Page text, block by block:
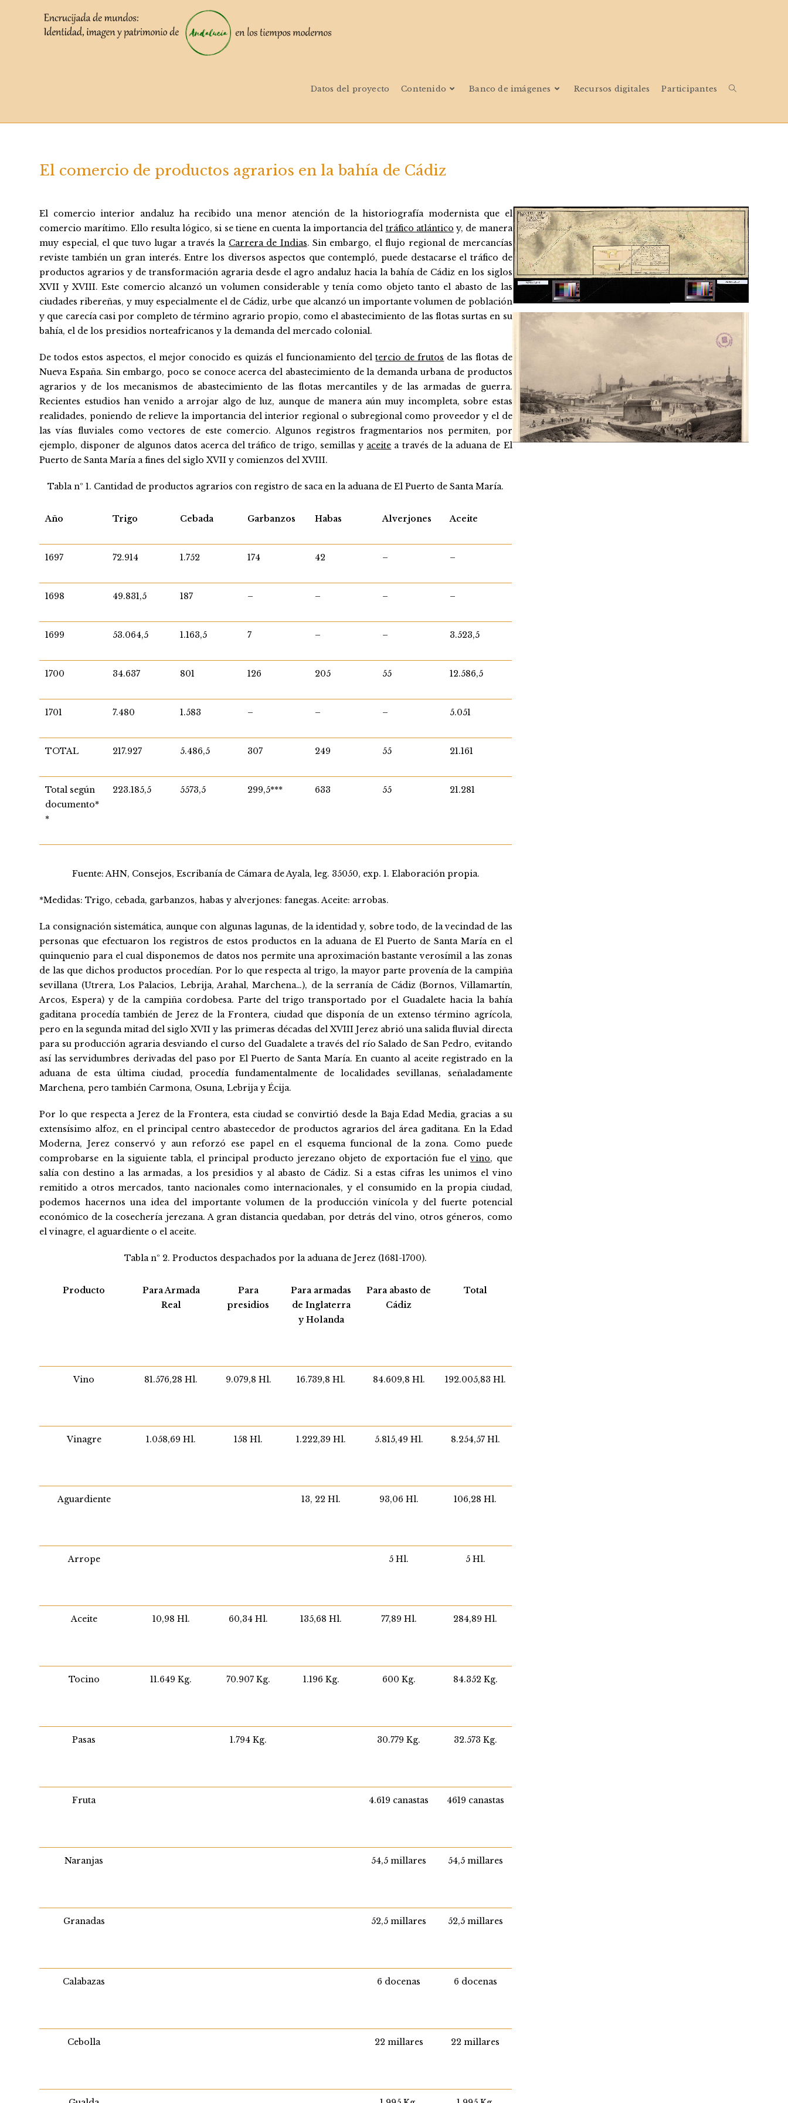
Datos del proyecto Contenido Banco de imágenes Recursos digitales Participantes
El comercio de productos agrarios en la bahía de Cádiz
El comercio interior andaluz ha recibido una menor atención de la historiografía modernista que el
comercio marítimo. Ello resulta lógico, si se tiene en cuenta la importancia del tráfico atlántico y, de manera
muy especial, el que tuvo lugar a través la Carrera de Indias. Sin embargo, el flujo regional de mercancías
reviste también un gran interés. Entre los diversos aspectos que contempló, puede destacarse el tráfico de
productos agrarios y de transformación agraria desde el agro andaluz hacia la bahía de Cádiz en los siglos
XVII y XVIII. Este comercio alcanzó un volumen considerable y tenía como objeto tanto el abasto de las
ciudades ribereñas, y muy especialmente el de Cádiz, urbe que alcanzó un importante volumen de población
y que carecía casi por completo de término agrario propio, como el abastecimiento de las flotas surtas en su
bahía, el de los presidios norteafricanos y la demanda del mercado colonial.
De todos estos aspectos, el mejor conocido es quizás el funcionamiento deltercio de frutos de las flotas de
Nueva España. Sin embargo, poco se conoce acerca del abastecimiento de la demanda urbana de productos
agrarios y de los mecanismos de abastecimiento de las flotas mercantiles y de las armadas de guerra.
Recientes estudios han venido a arrojar algo de luz, aunque de manera aún muy incompleta, sobre estas
realidades, poniendo de relieve la importancia del interior regional o subregional como proveedor y el de
las vías fluviales como vectores de este comercio. Algunos registros fragmentarios nos permiten, por
ejemplo, disponer de algunos datos acerca del tráfico de trigo, semillas y aceite a través de la aduana de El
Puerto de Santa María a fines del siglo XVII y comienzos del XVIII.
Tabla nº 1. Cantidad de productos agrarios con registro de saca en la aduana de El Puerto de Santa María.
Año Trigo Cebada Garbanzos Habas Alverjones Aceite
1697 72.914 1.752 174 42 – –
1698 49.831,5 187 – – – –
1699 53.064,5 1.163,5 7 – – 3.523,5
1700 34.637 801 126 205 55 12.586,5
1701 7.480 1.583 – – – 5.051
TOTAL 217.927 5.486,5 307 249 55 21.161
Total según
documento*
*
223.185,5 5573,5 299,5*** 633 55 21.281
Fuente: AHN, Consejos, Escribanía de Cámara de Ayala, leg. 35050, exp. 1. Elaboración propia.
*Medidas: Trigo, cebada, garbanzos, habas y alverjones: fanegas. Aceite: arrobas.
La consignación sistemática, aunque con algunas lagunas, de la identidad y, sobre todo, de la vecindad de las
personas que efectuaron los registros de estos productos en la aduana de El Puerto de Santa María en el
quinquenio para el cual disponemos de datos nos permite una aproximación bastante verosímil a las zonas
de las que dichos productos procedían. Por lo que respecta al trigo, la mayor parte provenía de la campiña
sevillana (Utrera, Los Palacios, Lebrija, Arahal, Marchena…), de la serranía de Cádiz (Bornos, Villamartín,
Arcos, Espera) y de la campiña cordobesa. Parte del trigo transportado por el Guadalete hacia la bahía
gaditana procedía también de Jerez de la Frontera, ciudad que disponía de un extenso término agrícola,
pero en la segunda mitad del siglo XVII y las primeras décadas del XVIII Jerez abrió una salida fluvial directa
para su producción agraria desviando el curso del Guadalete a través del río Salado de San Pedro, evitando
así las servidumbres derivadas del paso por El Puerto de Santa María. En cuanto al aceite registrado en la
aduana de esta última ciudad, procedía fundamentalmente de localidades sevillanas, señaladamente
Marchena, pero también Carmona, Osuna, Lebrija y Écija.
Por lo que respecta a Jerez de la Frontera, esta ciudad se convirtió desde la Baja Edad Media, gracias a su
extensísimo alfoz, en el principal centro abastecedor de productos agrarios del área gaditana. En la Edad
Moderna, Jerez conservó y aun reforzó ese papel en el esquema funcional de la zona. Como puede
comprobarse en la siguiente tabla, el principal producto jerezano objeto de exportación fue elvino, que
salía con destino a las armadas, a los presidios y al abasto de Cádiz. Si a estas cifras les unimos el vino
remitido a otros mercados, tanto nacionales como internacionales, y el consumido en la propia ciudad,
podemos hacernos una idea del importante volumen de la producción vinícola y del fuerte potencial
económico de la cosechería jerezana. A gran distancia quedaban, por detrás del vino, otros géneros, como
el vinagre, el aguardiente o el aceite.
Tabla nº 2. Productos despachados por la aduana de Jerez (1681-1700).
Producto
Para Armada
Real
Para
presidios
Para armadas
de Inglaterra
y Holanda
Para abasto de
Cádiz
Total
Vino 81.576,28 Hl. 9.079,8 Hl. 16.739,8 Hl. 84.609,8 Hl. 192.005,83 Hl.
Vinagre 1.058,69 Hl. 158 Hl. 1.222,39 Hl. 5.815,49 Hl. 8.254,57 Hl.
Aguardiente 13, 22 Hl. 93,06 Hl. 106,28 Hl.
Arrope 5 Hl. 5 Hl.
Aceite 10,98 Hl. 60,34 Hl. 135,68 Hl. 77,89 Hl. 284,89 Hl.
Tocino 11.649 Kg. 70.907 Kg. 1.196 Kg. 600 Kg. 84.352 Kg.
Pasas 1.794 Kg. 30.779 Kg. 32.573 Kg.
Fruta 4.619 canastas 4619 canastas
Naranjas 54,5 millares 54,5 millares
Granadas 52,5 millares 52,5 millares
Calabazas 6 docenas 6 docenas
Cebolla 22 millares 22 millares